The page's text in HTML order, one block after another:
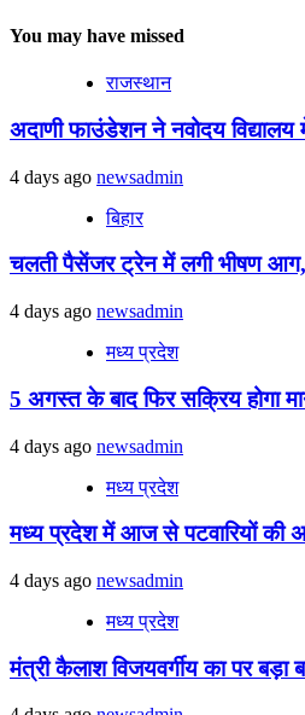
You may have missed
राजस्थान
अदाणी फाउंडेशन ने नवोदय विद्यालय में
4 days ago newsadmin
बिहार
चलती पैसेंजर ट्रेन में लगी भीषण आग,
4 days ago newsadmin
मध्य प्रदेश
5 अगस्त के बाद फिर सक्रिय होगा
4 days ago newsadmin
मध्य प्रदेश
मध्य प्रदेश में आज से पटवारियों की
4 days ago newsadmin
मध्य प्रदेश
मंत्री कैलाश विजयवर्गीय का पर बड़ा